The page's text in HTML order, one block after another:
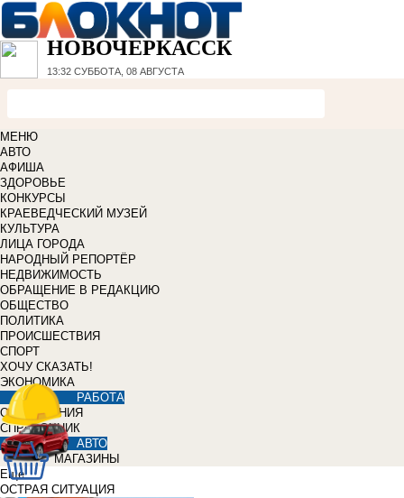
НОВОЧЕРКАССК
13:32 СУББОТА, 08 АВГУСТА
МЕНЮ
АВТО
АФИША
ЗДОРОВЬЕ
КОНКУРСЫ
КРАЕВЕДЧЕСКИЙ МУЗЕЙ
КУЛЬТУРА
ЛИЦА ГОРОДА
НАРОДНЫЙ РЕПОРТЁР
НЕДВИЖИМОСТЬ
ОБРАЩЕНИЕ В РЕДАКЦИЮ
ОБЩЕСТВО
ПОЛИТИКА
ПРОИСШЕСТВИЯ
СПОРТ
ХОЧУ СКАЗАТЬ!
ЭКОНОМИКА
РАБОТА
ОБЪЯВЛЕНИЯ
СПРАВОЧНИК
АВТО
МАГАЗИНЫ
Еще
ОСТРАЯ СИТУАЦИЯ